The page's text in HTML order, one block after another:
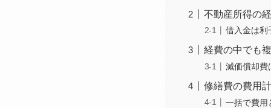
不動産所得の
借入金は利
経費の中でも
減価償却費
修繕費の費用
一括で費用